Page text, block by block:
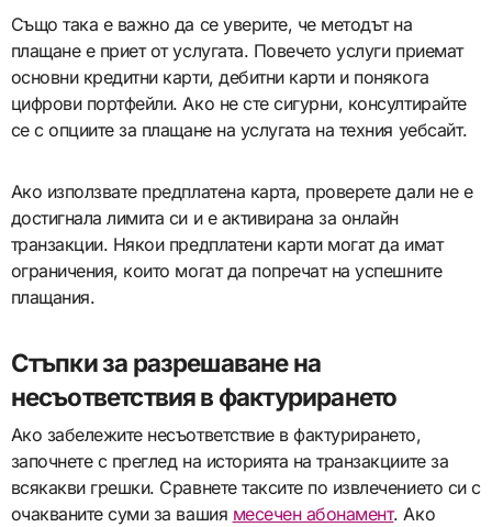
Също така е важно да се уверите, че методът на
плащане е приет от услугата. Повечето услуги приемат
основни кредитни карти, дебитни карти и понякога
цифрови портфейли. Ако не сте сигурни, консултирайте
се с опциите за плащане на услугата на техния уебсайт.
Ако използвате предплатена карта, проверете дали не е
достигнала лимита си и е активирана за онлайн
транзакции. Някои предплатени карти могат да имат
ограничения, които могат да попречат на успешните
плащания.
Стъпки за разрешаване на
несъответствия в фактурирането
Ако забележите несъответствие в фактурирането,
започнете с преглед на историята на транзакциите за
всякакви грешки. Сравнете таксите по извлечението си с
очакваните суми за вашия месечен абонамент. Ако